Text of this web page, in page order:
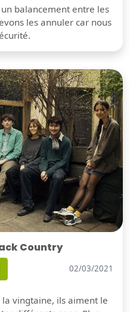
balancement entre les
les annuler car nous
Country
02/03/2021
vingtaine, ils aiment le